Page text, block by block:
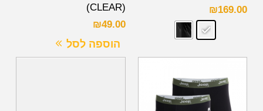
₪169.00
(CLEAR)
₪49.00
הוספה לסל